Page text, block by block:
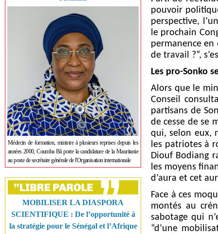
Médecin de formation, ministre à plusieurs reprises depuis les
années 2000, Coumba Bâ porte la candidature de la Mauritanie
au poste de secrétaire générale de l'Organisation internationale
MOBILISER LA DIASPORA
SCIENTIFIQUE : De l’opportunité à
la stratégie pour le Sénégal et l’Afrique
pouvoir
perspective,
le prochain
permanence
de travail ?”,
Les pro-Sonko
Alors que le
Conseil
partisans de
de cesse de se
qui, selon eux,
les patriotes à
Diouf Bodiang
les moyens
d’aura et cet
Face à ces
montés au
sabotage qui
“d’une